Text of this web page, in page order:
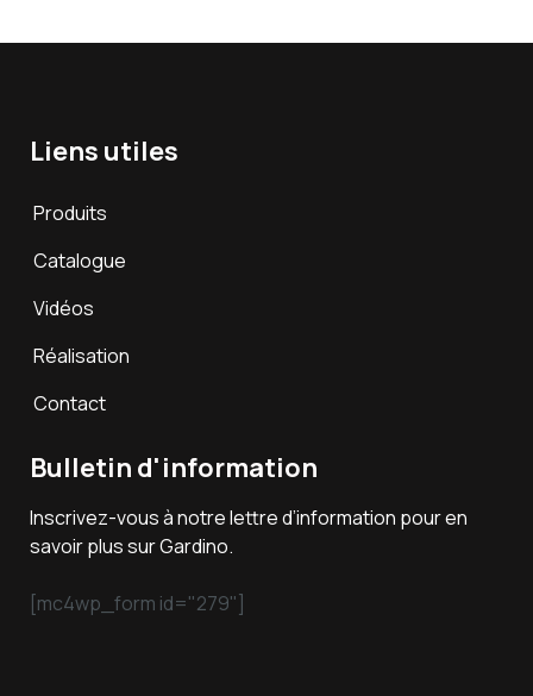
Liens utiles
Produits
Catalogue
Vidéos
Réalisation
Contact
Bulletin d'information
Inscrivez-vous à notre lettre d’information pour en
savoir plus sur Gardino.
[mc4wp_form id="279"]